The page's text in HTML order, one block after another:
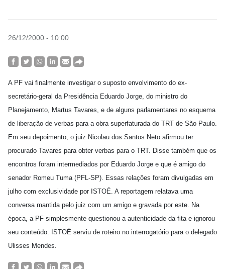
26/12/2000 - 10:00
A PF vai finalmente investigar o suposto envolvimento do ex-
secretário-geral da Presidência Eduardo Jorge, do ministro do
Planejamento, Martus Tavares, e de alguns parlamentares no esquema
de liberação de verbas para a obra superfaturada do TRT de São Paulo.
Em seu depoimento, o juiz Nicolau dos Santos Neto afirmou ter
procurado Tavares para obter verbas para o TRT. Disse também que os
encontros foram intermediados por Eduardo Jorge e que é amigo do
senador Romeu Tuma (PFL-SP). Essas relações foram divulgadas em
julho com exclusividade por ISTOÉ. A reportagem relatava uma
conversa mantida pelo juiz com um amigo e gravada por este. Na
época, a PF simplesmente questionou a autenticidade da fita e ignorou
seu conteúdo. ISTOÉ serviu de roteiro no interrogatório para o delegado
Ulisses Mendes.